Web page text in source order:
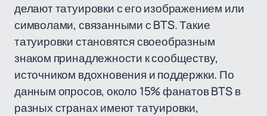
делают татуировки с его изображением или
символами, связанными с BTS. Такие
татуировки становятся своеобразным
знаком принадлежности к сообществу,
источником вдохновения и поддержки. По
данным опросов, около 15% фанатов BTS в
разных странах имеют татуировки,